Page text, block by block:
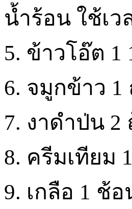
น้ำร้อน ใช้เว
5. ข้าวโอ๊ต 1
6. จมูกข้าว 1
7. งาดำป่น 2
8. ครีมเทียม
9. เกลือ 1 ช้